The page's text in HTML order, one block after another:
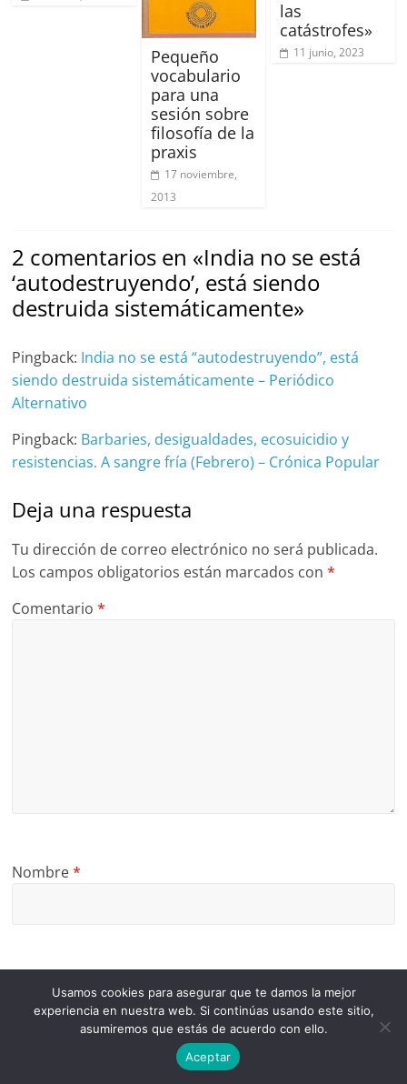
Pequeño
vocabulario
para una
sesión sobre
filosofía de la
praxis
17 noviembre,
2013
las
catástrofes»
11 junio, 2023
2 comentarios en «India no se está
‘autodestruyendo’, está siendo
destruida sistemáticamente»
Pingback: India no se está “autodestruyendo”, está
siendo destruida sistemáticamente – Periódico
Alternativo
Pingback: Barbaries, desigualdades, ecosuicidio y
resistencias. A sangre fría (Febrero) – Crónica Popular
Deja una respuesta
Tu dirección de correo electrónico no será publicada.
Los campos obligatorios están marcados con*
Comentario*
Nombre*
Correo electrónico*
Usamos cookies para asegurar que te damos la mejor
experiencia en nuestra web. Si continúas usando este sitio,
asumiremos que estás de acuerdo con ello.
Aceptar